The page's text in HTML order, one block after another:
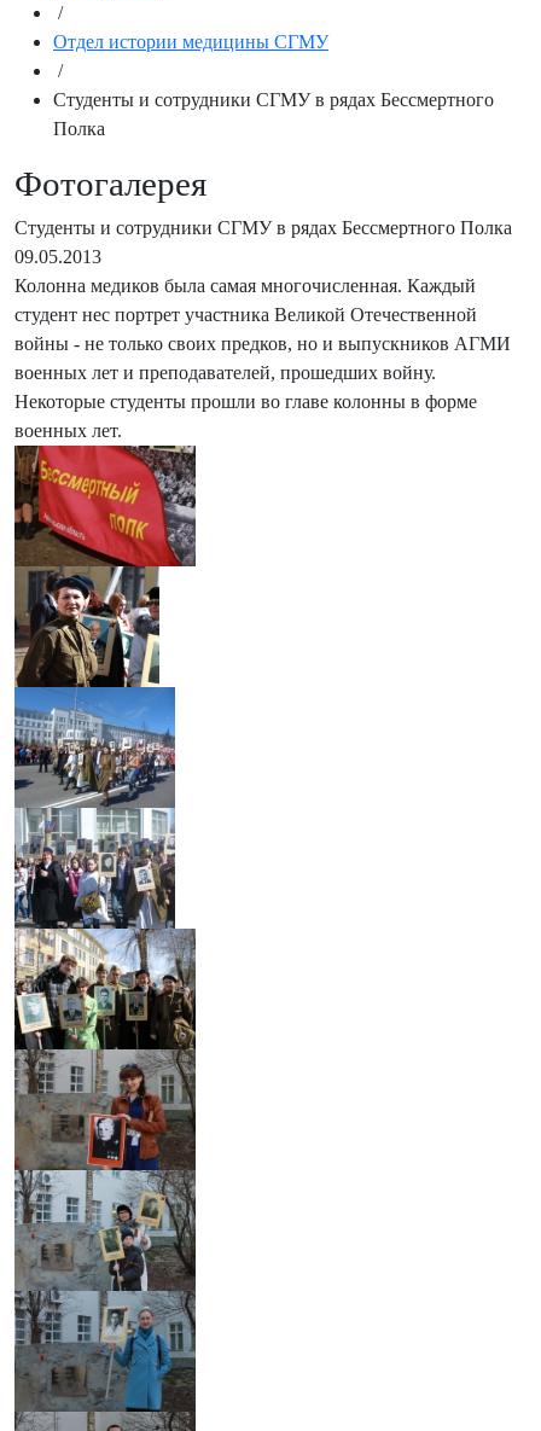
/
Отдел истории медицины СГМУ
/
Студенты и сотрудники СГМУ в рядах Бессмертного
Полка
Фотогалерея
Студенты и сотрудники СГМУ в рядах Бессмертного Полка
09.05.2013
Колонна медиков была самая многочисленная. Каждый
студент нес портрет участника Великой Отечественной
войны - не только своих предков, но и выпускников АГМИ
военных лет и преподавателей, прошедших войну.
Некоторые студенты прошли во главе колонны в форме
военных лет.